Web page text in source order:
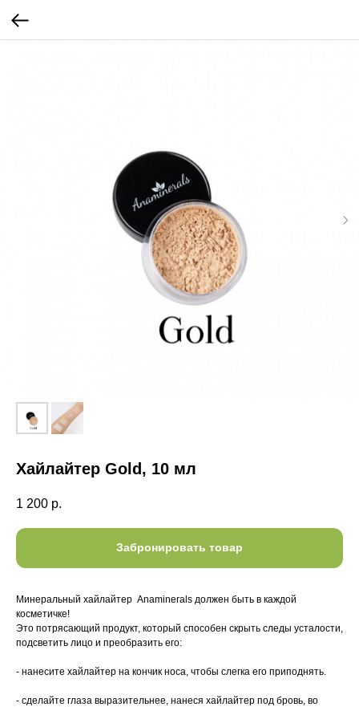
Хайлайтер Gold, 10 мл
1 200 р.
Забронировать товар
Минеральный хайлайтер Anaminerals должен быть в каждой
косметичке!
Это потрясающий продукт, который способен скрыть следы усталости,
подсветить лицо и преобразить его:
- нанесите хайлайтер на кончик носа, чтобы слегка его приподнять.
- сделайте глаза выразительнее, нанеся хайлайтер под бровь, во